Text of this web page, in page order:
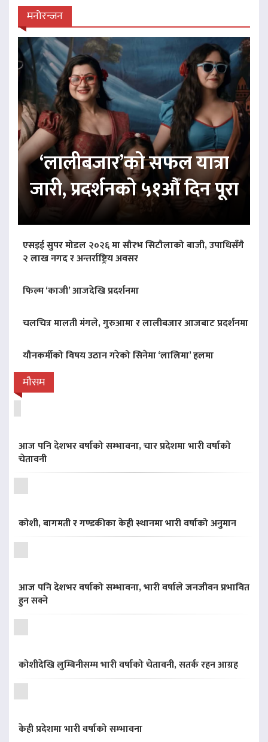
मनोरन्जन
‘लालीबजार’को सफल यात्रा
जारी, प्रदर्शनको ५१औँ दिन पूरा
एसइई सुपर मोडल २०२६ मा सौरभ सिटौलाको बाजी, उपाधिसँगै
२ लाख नगद र अन्तर्राष्ट्रिय अवसर
फिल्म ‘काजी’ आजदेखि प्रदर्शनमा
चलचित्र मालती मंगले, गुरुआमा र लालीबजार आजबाट प्रदर्शनमा
यौनकर्मीको विषय उठान गरेको सिनेमा ‘लालिमा’ हलमा
मौसम
आज पनि देशभर वर्षाको सम्भावना, चार प्रदेशमा भारी वर्षाको
चेतावनी
कोशी, बागमती र गण्डकीका केही स्थानमा भारी वर्षाको अनुमान
आज पनि देशभर वर्षाको सम्भावना, भारी वर्षाले जनजीवन प्रभावित
हुन सक्ने
कोशीदेखि लुम्बिनीसम्म भारी वर्षाको चेतावनी, सतर्क रहन आग्रह
केही प्रदेशमा भारी वर्षाको सम्भावना